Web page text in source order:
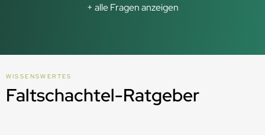
+ alle Fragen anzeigen
WISSENSWERTES
Faltschachtel-Ratgeber